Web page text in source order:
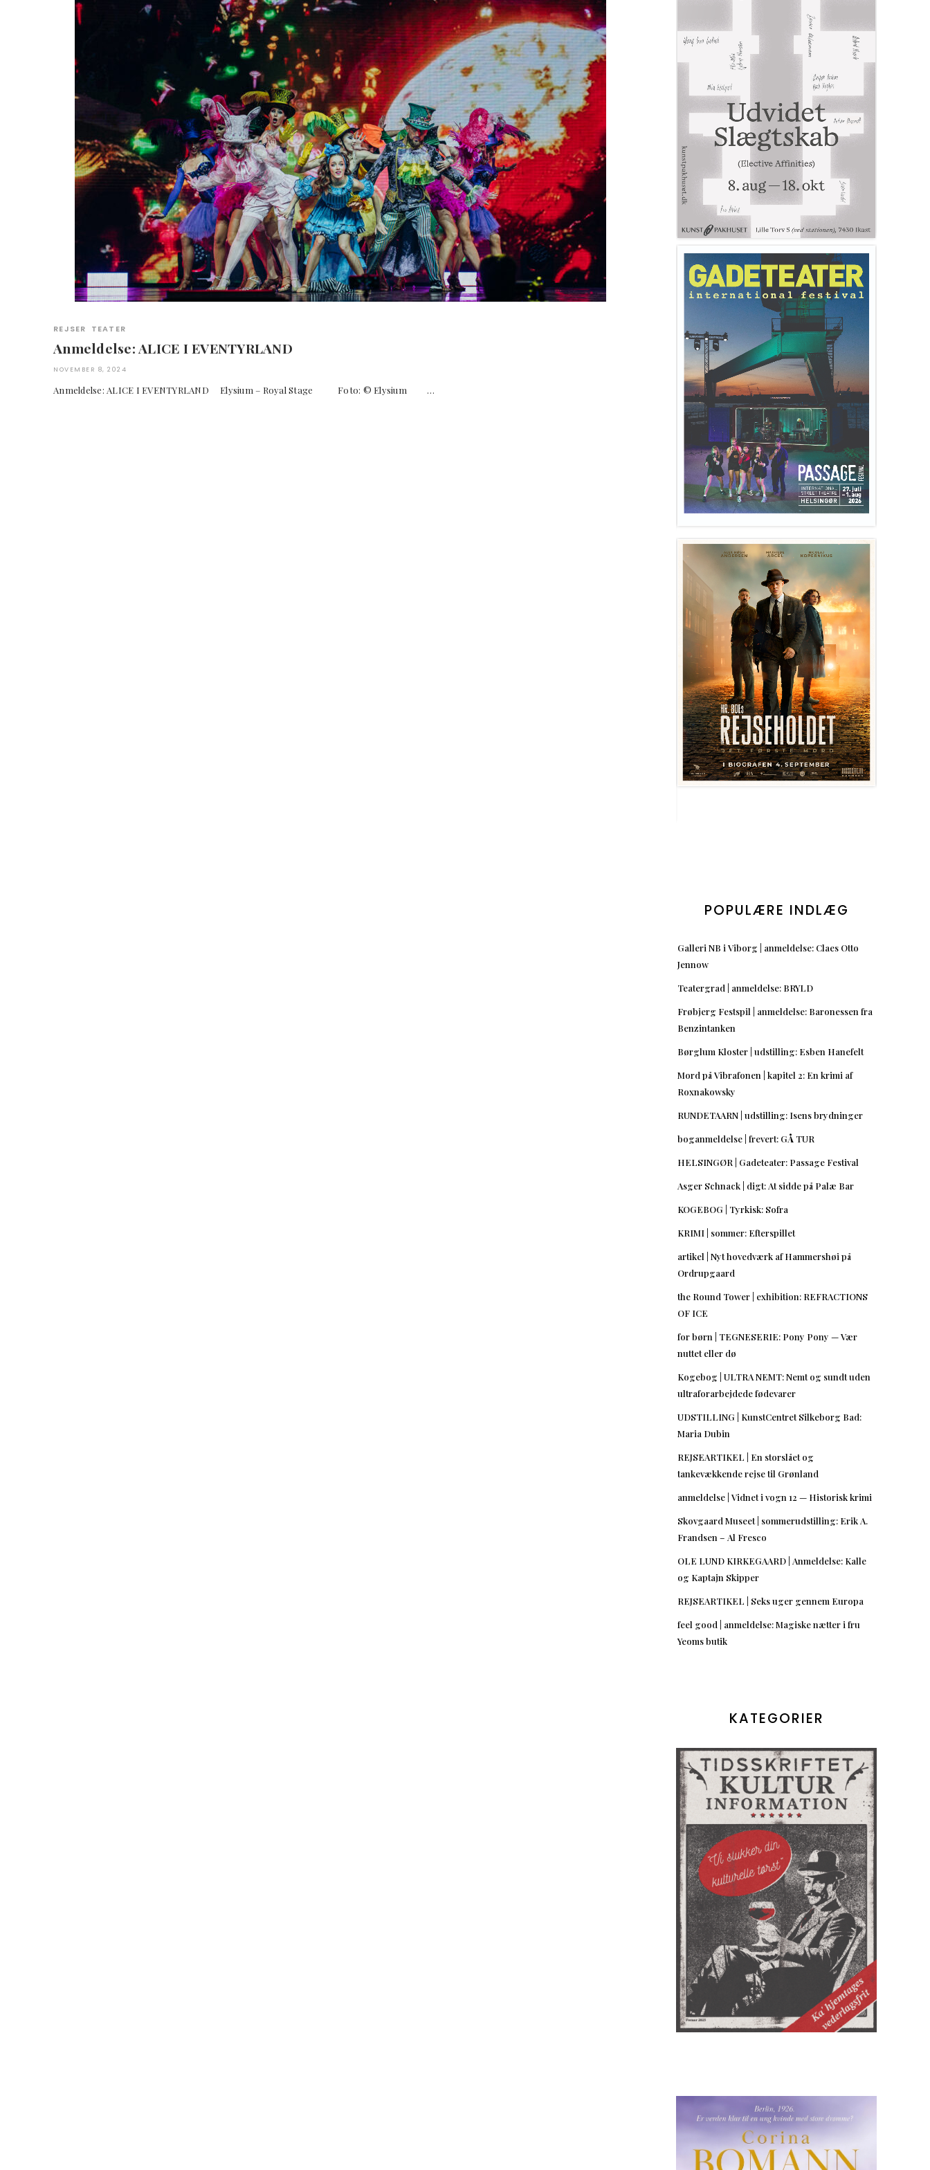
REJSER TEATER
Anmeldelse: ALICE I EVENTYRLAND
NOVEMBER 8, 2024
Anmeldelse: ALICE I EVENTYRLAND Elysium – Royal Stage Foto: © Elysium …
POPULÆRE INDLÆG
Galleri NB i Viborg | anmeldelse: Claes Otto
Jennow
Teatergrad | anmeldelse: BRYLD
Frøbjerg Festspil | anmeldelse: Baronessen fra
Benzintanken
Børglum Kloster | udstilling: Esben Hanefelt
Mord på Vibrafonen | kapitel 2: En krimi af
Roxnakowsky
RUNDETAARN | udstilling: Isens brydninger
boganmeldelse | frevert: GÅ TUR
HELSINGØR | Gadeteater: Passage Festival
Asger Schnack | digt: At sidde på Palæ Bar
KOGEBOG | Tyrkisk: Sofra
KRIMI | sommer: Efterspillet
artikel | Nyt hovedværk af Hammershøi på
Ordrupgaard
the Round Tower | exhibition: REFRACTIONS
OF ICE
for børn | TEGNESERIE: Pony Pony — Vær
nuttet eller dø
Kogebog | ULTRA NEMT: Nemt og sundt uden
ultraforarbejdede fødevarer
UDSTILLING | KunstCentret Silkeborg Bad:
Maria Dubin
REJSEARTIKEL | En storslået og
tankevækkende rejse til Grønland
anmeldelse | Vidnet i vogn 12 — Historisk krimi
Skovgaard Museet | sommerudstilling: Erik A.
Frandsen – Al Fresco
OLE LUND KIRKEGAARD | Anmeldelse: Kalle
og Kaptajn Skipper
REJSEARTIKEL | Seks uger gennem Europa
feel good | anmeldelse: Magiske nætter i fru
Yeoms butik
KATEGORIER